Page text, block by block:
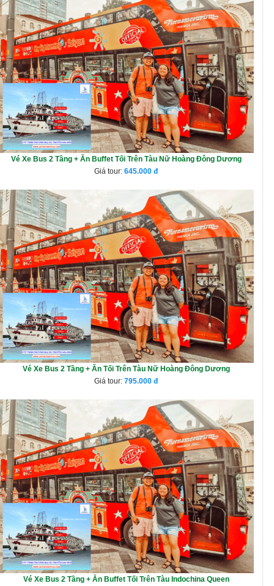
Vé Xe Bus 2 Tầng + Ăn Buffet Tối Trên Tàu Nữ Hoàng Đông Dương
Giá tour: 645.000
Vé Xe Bus 2 Tầng + Ăn Tối Trên Tàu Nữ Hoàng Đông Dương
Giá tour: 795.000
Vé Xe Bus 2 Tầng + Ăn Buffet Tối Trên Tàu Indochina Queen